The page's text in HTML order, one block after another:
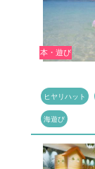
本・遊び
ヒヤリハット
海遊び